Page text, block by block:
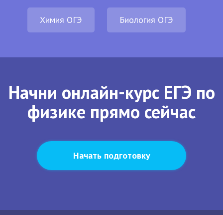
Химия ОГЭ Биология ОГЭ
Начни онлайн-курс ЕГЭ по
физике прямо сейчас
Начать подготовку